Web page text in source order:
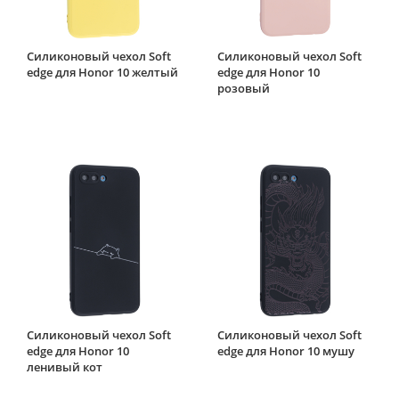
Силиконовый чехол Soft
edge для Honor 10 желтый
Силиконовый чехол Soft
edge для Honor 10
розовый
Силиконовый чехол Soft
edge для Honor 10
ленивый кот
Силиконовый чехол Soft
edge для Honor 10 мушу